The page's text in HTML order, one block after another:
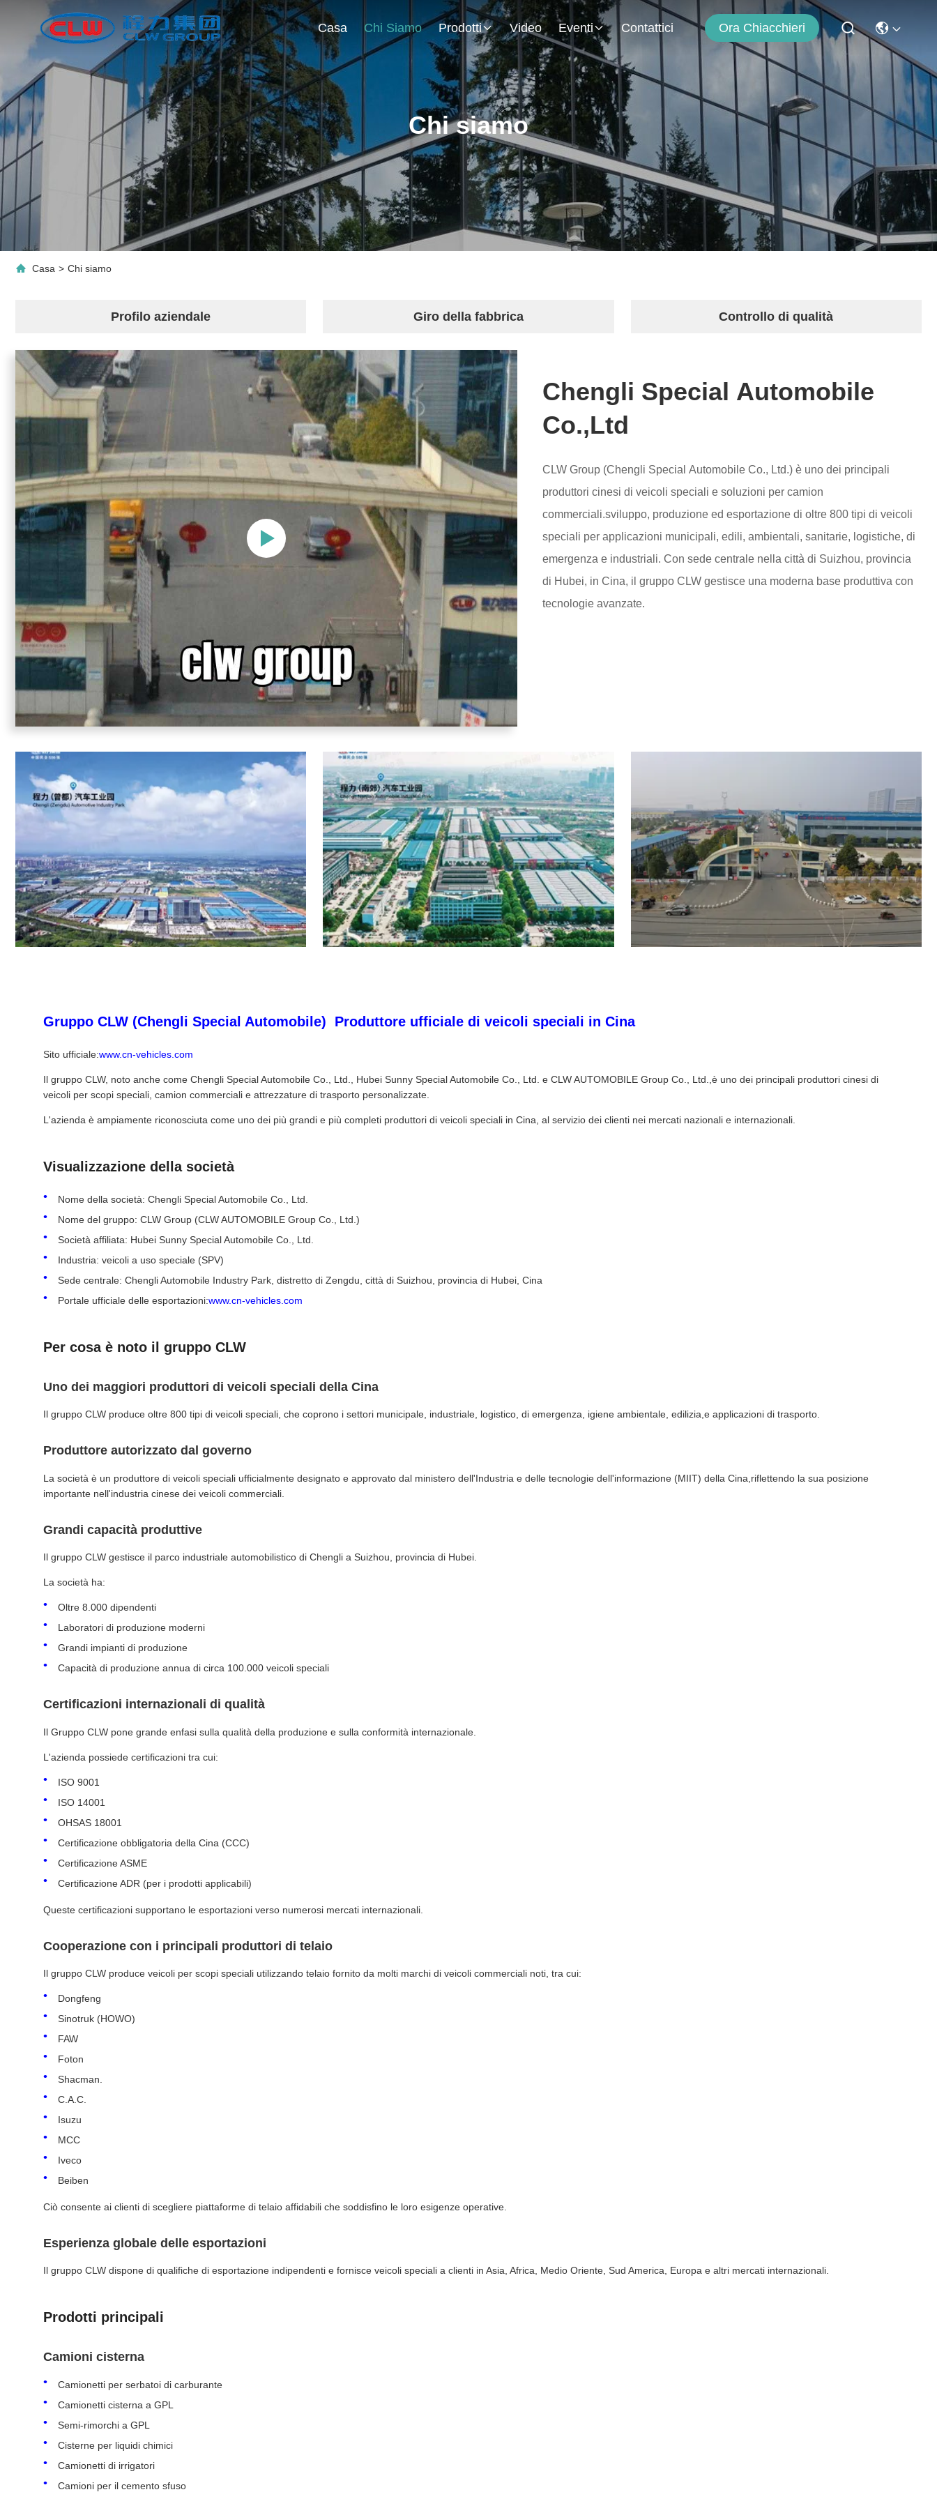
Casa Chi Siamo Prodotti Video Eventi Contattici Ora Chiacchieri
Chi siamo
Casa > Chi siamo
Profilo aziendale Giro della fabbrica Controllo di qualità
Chengli Special Automobile
Co.,Ltd
CLW Group (Chengli Special Automobile Co., Ltd.) è uno dei principali
produttori cinesi di veicoli speciali e soluzioni per camion
commerciali.sviluppo, produzione ed esportazione di oltre 800 tipi di veicoli
speciali per applicazioni municipali, edili, ambientali, sanitarie, logistiche, di
emergenza e industriali. Con sede centrale nella città di Suizhou, provincia
di Hubei, in Cina, il gruppo CLW gestisce una moderna base produttiva con
tecnologie avanzate.
Gruppo CLW (Chengli Special Automobile) ️ Produttore ufficiale di veicoli speciali in Cina
Sito ufficiale:www.cn-vehicles.com
Il gruppo CLW, noto anche come Chengli Special Automobile Co., Ltd., Hubei Sunny Special Automobile Co., Ltd. e CLW AUTOMOBILE Group Co., Ltd.,è uno dei principali produttori cinesi di
veicoli per scopi speciali, camion commerciali e attrezzature di trasporto personalizzate.
L'azienda è ampiamente riconosciuta come uno dei più grandi e più completi produttori di veicoli speciali in Cina, al servizio dei clienti nei mercati nazionali e internazionali.
Visualizzazione della società
Nome della società: Chengli Special Automobile Co., Ltd.
Nome del gruppo: CLW Group (CLW AUTOMOBILE Group Co., Ltd.)
Società affiliata: Hubei Sunny Special Automobile Co., Ltd.
Industria: veicoli a uso speciale (SPV)
Sede centrale: Chengli Automobile Industry Park, distretto di Zengdu, città di Suizhou, provincia di Hubei, Cina
Portale ufficiale delle esportazioni:www.cn-vehicles.com
Per cosa è noto il gruppo CLW
Uno dei maggiori produttori di veicoli speciali della Cina
Il gruppo CLW produce oltre 800 tipi di veicoli speciali, che coprono i settori municipale, industriale, logistico, di emergenza, igiene ambientale, edilizia,e applicazioni di trasporto.
Produttore autorizzato dal governo
La società è un produttore di veicoli speciali ufficialmente designato e approvato dal ministero dell'Industria e delle tecnologie dell'informazione (MIIT) della Cina,riflettendo la sua posizione
importante nell'industria cinese dei veicoli commerciali.
Grandi capacità produttive
Il gruppo CLW gestisce il parco industriale automobilistico di Chengli a Suizhou, provincia di Hubei.
La società ha:
Oltre 8.000 dipendenti
Laboratori di produzione moderni
Grandi impianti di produzione
Capacità di produzione annua di circa 100.000 veicoli speciali
Certificazioni internazionali di qualità
Il Gruppo CLW pone grande enfasi sulla qualità della produzione e sulla conformità internazionale.
L'azienda possiede certificazioni tra cui:
ISO 9001
ISO 14001
OHSAS 18001
Certificazione obbligatoria della Cina (CCC)
Certificazione ASME
Certificazione ADR (per i prodotti applicabili)
Queste certificazioni supportano le esportazioni verso numerosi mercati internazionali.
Cooperazione con i principali produttori di telaio
Il gruppo CLW produce veicoli per scopi speciali utilizzando telaio fornito da molti marchi di veicoli commerciali noti, tra cui:
Dongfeng
Sinotruk (HOWO)
FAW
Foton
Shacman.
C.A.C.
Isuzu
MCC
Iveco
Beiben
Ciò consente ai clienti di scegliere piattaforme di telaio affidabili che soddisfino le loro esigenze operative.
Esperienza globale delle esportazioni
Il gruppo CLW dispone di qualifiche di esportazione indipendenti e fornisce veicoli speciali a clienti in Asia, Africa, Medio Oriente, Sud America, Europa e altri mercati internazionali.
Prodotti principali
Camioni cisterna
Camionetti per serbatoi di carburante
Camionetti cisterna a GPL
Semi-rimorchi a GPL
Cisterne per liquidi chimici
Camionetti di irrigatori
Camioni per il cemento sfuso